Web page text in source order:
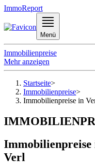
ImmoReport
Menü
Immobilienpreise
Mehr anzeigen
Startseite>
Immobilienpreise>
Immobilienpreise in
Immobilienpreise
Verl